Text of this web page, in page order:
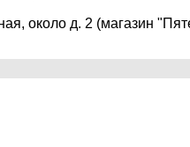
около д. 2 (магазин